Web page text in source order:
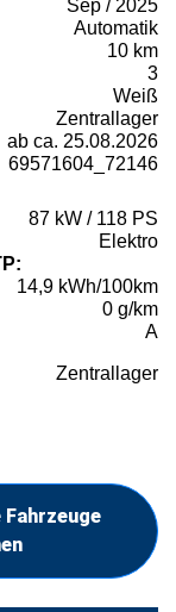
Sep / 2025
Automatik
10 km
3
Weiß
Zentrallager
ab ca. 25.08.2026
69571604_72146
87 kW / 118 PS
Elektro
14,9 kWh/100km
0 g/km
A
Zentrallager
Fahrzeuge